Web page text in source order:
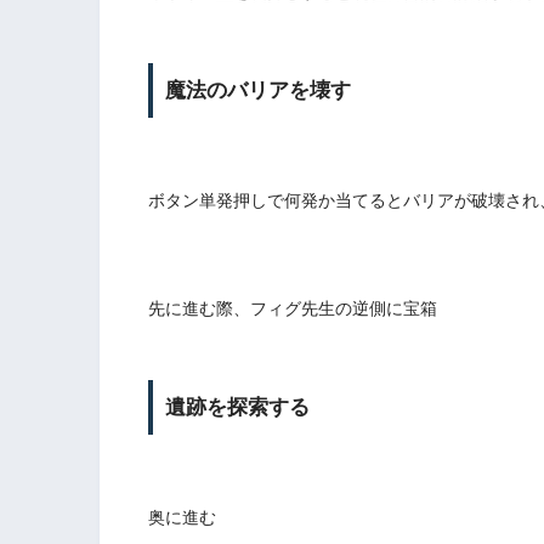
魔法のバリアを壊す
ボタン単発押しで何発か当てるとバリアが破壊され
先に進む際、フィグ先生の逆側に宝箱
遺跡を探索する
奥に進む